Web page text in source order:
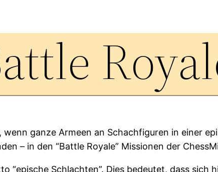
ganze Armeen an Schachfiguren in einer
– in den “Battle Royale” Missionen der
“epische Schlachten”. Dies bedeutet, dass sich